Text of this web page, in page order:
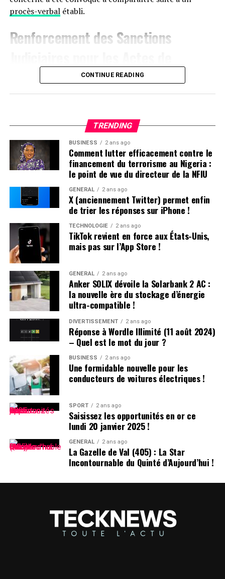
procès-verbalétabli.
Renforcement des Sanctions
Violence àAgen
impliquant trois hommes. L’un des participants, avec
des marques visibles sur son manteau, a déclaré avoir
été attaqué au couteau par les deux autres. Ces derniers
ont rejeté les accusations lors de leur interrogatoire.
Déjà sous le coup d’une obligation de quitter le
accompagnée d’une assignation à résidence. La victime
n’a pas porté plainte et était introuvable à son domicile.
Affrontements et Tentative de Vol :
Comparution au Tribunal en Avril
Un autre incident s’est produit à Villeneuve-sur-Lot où
plusieurs individus se sont battus après avoir reçu des
menaces liées à un vol automobile avorté. Le parquet a
décidé de poursuivre trois passagers en leur proposant
une comparution sur reconnaissance préalable de
culpabilité (CRPC). Ils devront se présenter devant le
tribunal local fin avril.
CONTINUE READING
TRENDING
BUSINESS 2 ans ago
Comment lutter efficacement contre le
financement du terrorisme au Nigeria :
le point de vue du directeur de la NFIU
GÉNÉRAL 2 ans ago
X (anciennement Twitter) permet enfin
de trier les réponses sur iPhone !
TECHNOLOGIE 2 ans ago
TikTok revient en force aux États-Unis,
mais pas sur l’App Store !
GÉNÉRAL 2 ans ago
Anker SOLIX dévoile la Solarbank 2 AC :
la nouvelle ère du stockage d’énergie
ultra-compatible !
DIVERTISSEMENT 2 ans ago
Réponse à Wordle Illimité (11 août 2024)
– Quel est le mot du jour ?
BUSINESS 2 ans ago
Une formidable nouvelle pour les
conducteurs de voitures électriques !
SPORT 2 ans ago
Saisissez les opportunités en or ce
lundi 20 janvier 2025 !
GÉNÉRAL 2 ans ago
La Gazelle de Val (405) : La Star
Incontournable du Quinté d’Aujourd’hui !